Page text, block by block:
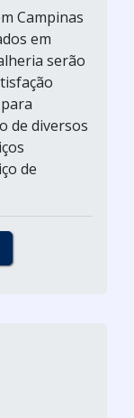
Campinas
em
serão
de diversos
de